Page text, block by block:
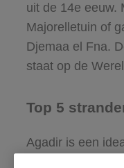
uit de 14e eeuw.
Majorelletuin of
Djemaa el Fna.
staat op de
Top 5
Agadir is een